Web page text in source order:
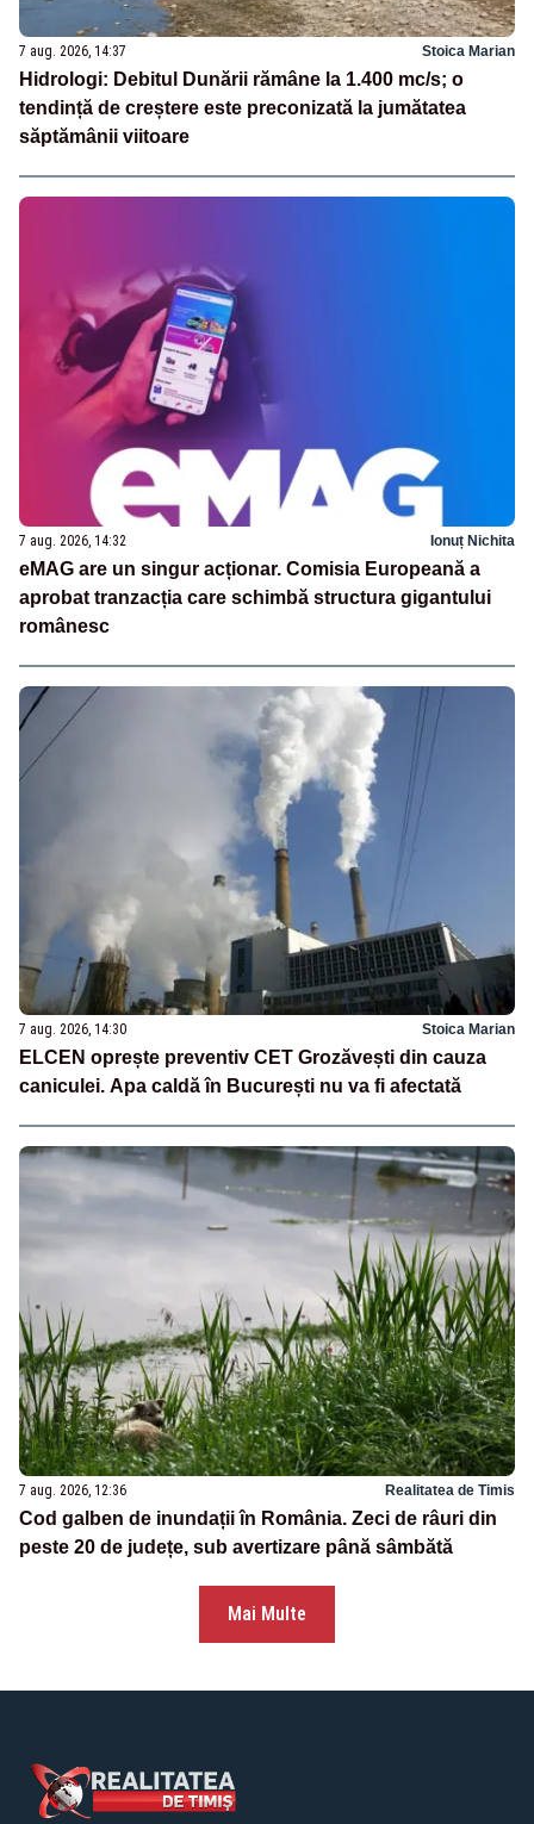
7 aug. 2026, 14:37 Stoica Marian
Hidrologi: Debitul Dunării rămâne la 1.400 mc/s; o
tendință de creștere este preconizată la jumătatea
săptămânii viitoare
7 aug. 2026, 14:32 Ionuț Nichita
eMAG are un singur acționar. Comisia Europeană a
aprobat tranzacția care schimbă structura gigantului
românesc
7 aug. 2026, 14:30 Stoica Marian
ELCEN oprește preventiv CET Grozăvești din cauza
caniculei. Apa caldă în București nu va fi afectată
7 aug. 2026, 12:36 Realitatea de Timis
Cod galben de inundații în România. Zeci de râuri din
peste 20 de județe, sub avertizare până sâmbătă
Mai Multe